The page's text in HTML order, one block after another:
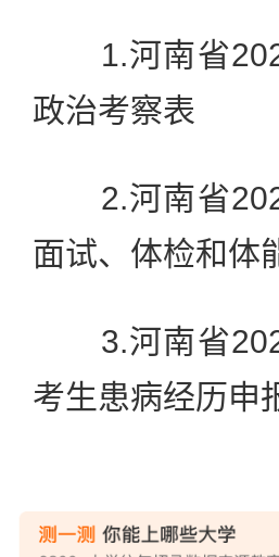
1.河南省
政治考察表
2.河南省
面试、体检和体
3.河南省
考生患病经历申